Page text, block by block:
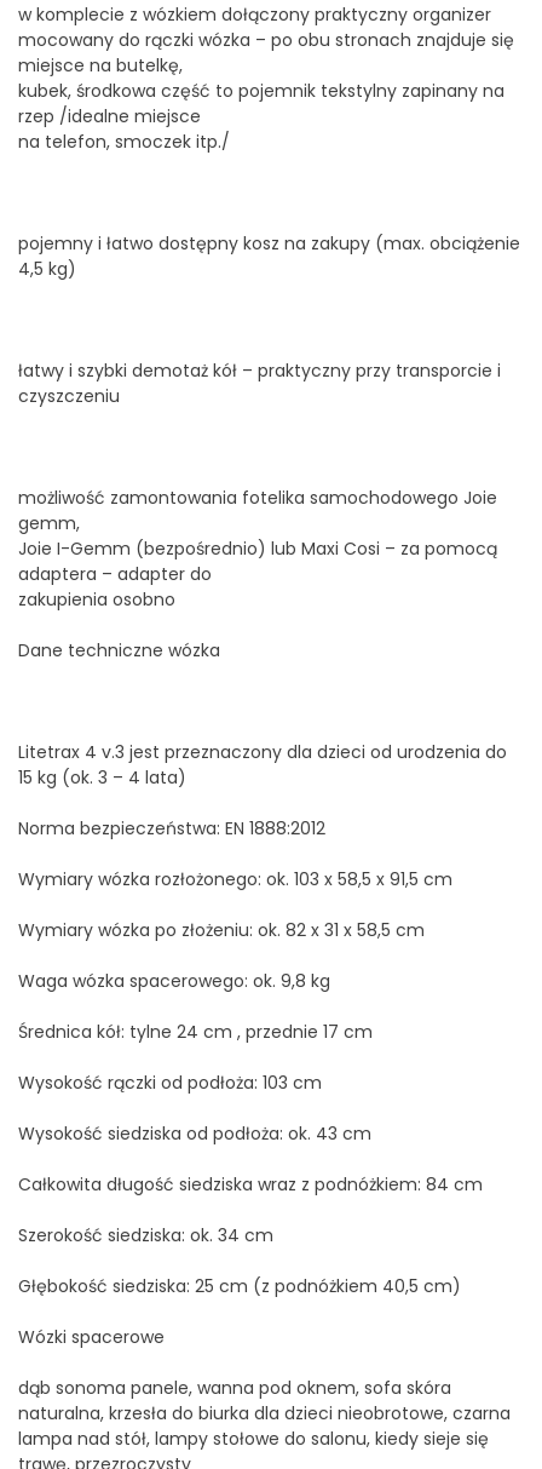
w komplecie z wózkiem dołączony praktyczny organizer
mocowany do rączki wózka – po obu stronach znajduje się
miejsce na butelkę,
kubek, środkowa część to pojemnik tekstylny zapinany na
rzep /idealne miejsce
na telefon, smoczek itp./
pojemny i łatwo dostępny kosz na zakupy (max. obciążenie
4,5 kg)
łatwy i szybki demotaż kół – praktyczny przy transporcie i
czyszczeniu
możliwość zamontowania fotelika samochodowego Joie
gemm,
Joie I-Gemm (bezpośrednio) lub Maxi Cosi – za pomocą
adaptera – adapter do
zakupienia osobno
Dane techniczne wózka
Litetrax 4 v.3 jest przeznaczony dla dzieci od urodzenia do
15 kg (ok. 3 – 4 lata)
Norma bezpieczeństwa: EN 1888:2012
Wymiary wózka rozłożonego: ok. 103 x 58,5 x 91,5 cm
Wymiary wózka po złożeniu: ok. 82 x 31 x 58,5 cm
Waga wózka spacerowego: ok. 9,8 kg
Średnica kół: tylne 24 cm , przednie 17 cm
Wysokość rączki od podłoża: 103 cm
Wysokość siedziska od podłoża: ok. 43 cm
Całkowita długość siedziska wraz z podnóżkiem: 84 cm
Szerokość siedziska: ok. 34 cm
Głębokość siedziska: 25 cm (z podnóżkiem 40,5 cm)
Wózki spacerowe
dąb sonoma panele, wanna pod oknem, sofa skóra
naturalna, krzesła do biurka dla dzieci nieobrotowe, czarna
lampa nad stół, lampy stołowe do salonu, kiedy sieje się
trawę, przezroczysty